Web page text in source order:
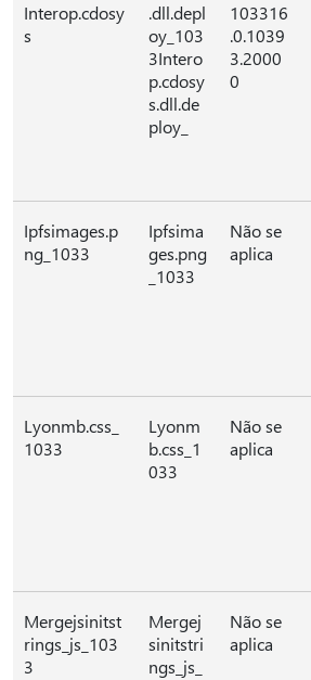
Interop.cdosy
s
.dll.depl
oy_103
3Intero
p.cdosy
s.dll.de
ploy_
103316
.0.1039
3.2000
0
Ipfsimages.p
ng_1033
Ipfsima
ges.png
_1033
Não se
aplica
Lyonmb.css_
1033
Lyonm
b.css_1
033
Não se
aplica
Mergejsinitst
rings_js_103
3
Mergej
sinitstri
ngs_js_
Não se
aplica